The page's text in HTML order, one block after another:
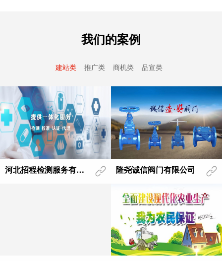
我们的案例
建站类 推广类 商机类 品宣类
河北招程检测服务有限公司 隆尧诚信阀门有限公司